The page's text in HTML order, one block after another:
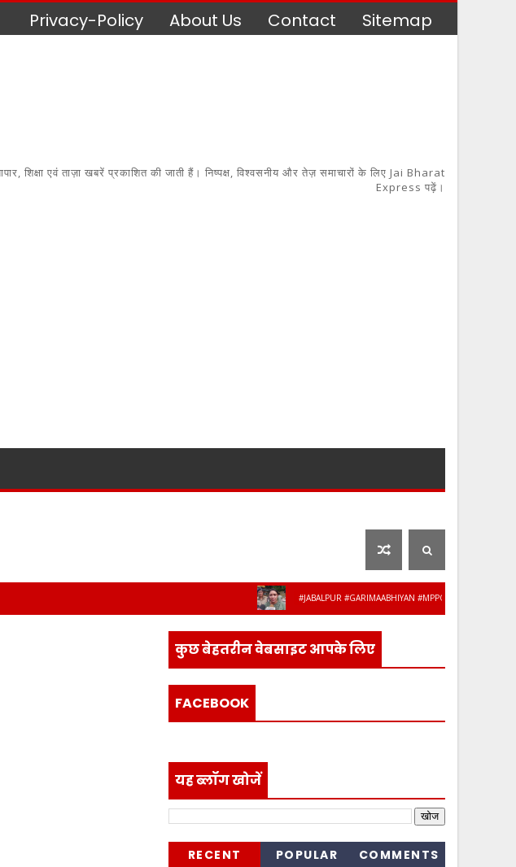
Privacy-Policy About Us Contact Sitemap
शिक्षा एवं ताज़ा खबरें प्रकाशित की जाती हैं। निष्पक्ष, विश्वसनीय और तेज़ समाचारों के लिए Jai Bharat
Express पढ़ें।
#JABALPUR #GARIMAABHIYAN #MPPOLICE #WOMENSAFETY
के बाद जबलपुर पुलिस के 8 अधिकारी-कर्मचारी हुए सेवानिवृत्त,
कुछ बेहतरीन वेबसाइट आपके लिए
FACEBOOK
यह ब्लॉग खोजें
RECENT POPULAR COMMENTS